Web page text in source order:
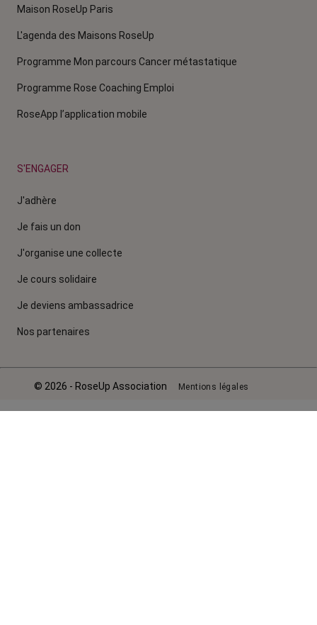
Maison RoseUp Paris
L'agenda des Maisons RoseUp
Programme Mon parcours Cancer métastatique
Programme Rose Coaching Emploi
RoseApp l’application mobile
S'ENGAGER
J'adhère
Je fais un don
J'organise une collecte
Je cours solidaire
Je deviens ambassadrice
Nos partenaires
© 2026 - RoseUp Association Mentions légales